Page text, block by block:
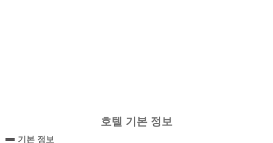
호텔 기본 정보
기본 정보